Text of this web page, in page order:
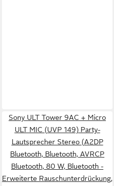
Sony ULT Tower 9AC + Micro
ULT MIC (UVP 149) Party-
Lautsprecher Stereo (A2DP
Bluetooth, Bluetooth, AVRCP
Bluetooth, 80 W, Bluetooth -
Erweiterte Rauschunterdrückung,